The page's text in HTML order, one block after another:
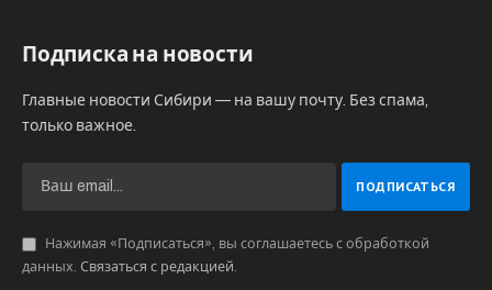
Подписка на новости
Главные новости Сибири — на вашу почту. Без спама,
только важное.
Нажимая «Подписаться», вы соглашаетесь с обработкой
данных. Связаться с редакцией.